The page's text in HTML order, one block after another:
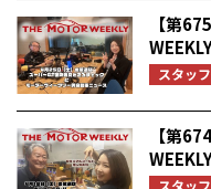
【第
スタッ
【第
スタッ